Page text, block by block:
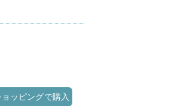
ッピングで購入